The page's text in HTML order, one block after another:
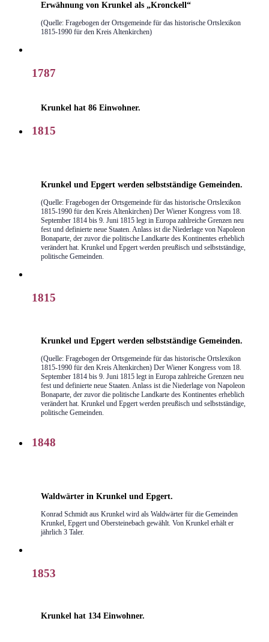
Erwähnung von Krunkel als „Kronckell“
(Quelle: Fragebogen der Ortsgemeinde für das historische Ortslexikon
1815-1990 für den Kreis Altenkirchen)
1787
Krunkel hat 86 Einwohner.
1815
Krunkel und Epgert werden selbstständige Gemeinden.
(Quelle: Fragebogen der Ortsgemeinde für das historische Ortslexikon
1815-1990 für den Kreis Altenkirchen) Der Wiener Kongress vom 18.
September 1814 bis 9. Juni 1815 legt in Europa zahlreiche Grenzen neu
fest und definierte neue Staaten. Anlass ist die Niederlage von Napoleon
Bonaparte, der zuvor die politische Landkarte des Kontinentes erheblich
verändert hat. Krunkel und Epgert werden preußisch und selbstständige,
politische Gemeinden.
1815
Krunkel und Epgert werden selbstständige Gemeinden.
(Quelle: Fragebogen der Ortsgemeinde für das historische Ortslexikon
1815-1990 für den Kreis Altenkirchen) Der Wiener Kongress vom 18.
September 1814 bis 9. Juni 1815 legt in Europa zahlreiche Grenzen neu
fest und definierte neue Staaten. Anlass ist die Niederlage von Napoleon
Bonaparte, der zuvor die politische Landkarte des Kontinentes erheblich
verändert hat. Krunkel und Epgert werden preußisch und selbstständige,
politische Gemeinden.
1848
Waldwärter in Krunkel und Epgert.
Konrad Schmidt aus Krunkel wird als Waldwärter für die Gemeinden
Krunkel, Epgert und Obersteinebach gewählt. Von Krunkel erhält er
jährlich 3 Taler.
1853
Krunkel hat 134 Einwohner.